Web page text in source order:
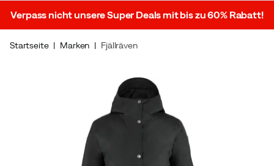
Verpass nicht unsere Super Deals mit bis zu 60% Rabatt!
Startseite Marken Fjällräven